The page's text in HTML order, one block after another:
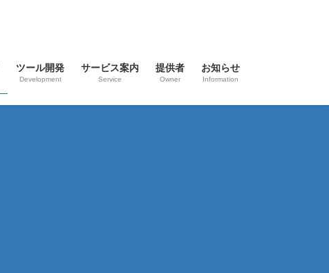
ツール開発
Development
サービス案内
Service
提供者
Owner
お知らせ
Information